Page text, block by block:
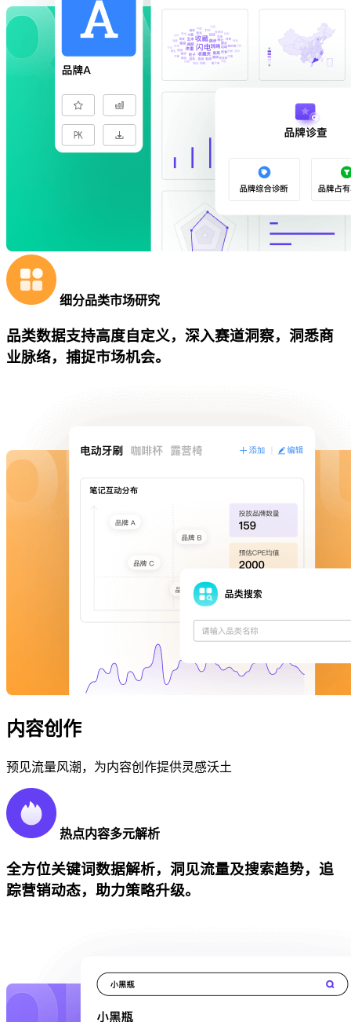
细分品类市场研究
品类数据支持高度自定义，深入赛道洞察，洞悉商
业脉络，捕捉市场机会。
内容创作
预见流量风潮，为内容创作提供灵感沃土
热点内容多元解析
全方位关键词数据解析，洞见流量及搜索趋势，追
踪营销动态，助力策略升级。